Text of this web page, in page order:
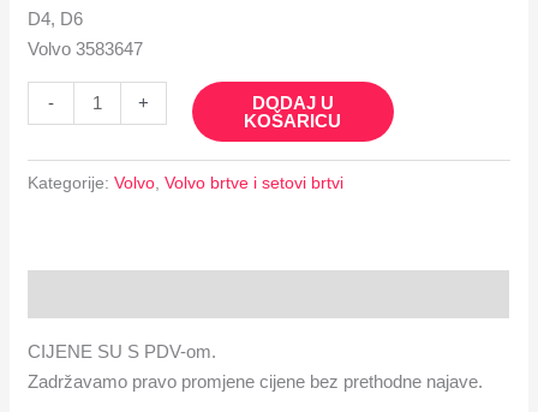
D4, D6
Volvo 3583647
- +
DODAJ U
KOŠARICU
Kategorije:Volvo,Volvo brtve i setovi brtvi
CIJENE SU S PDV-om.
Zadržavamo pravo promjene cijene bez prethodne najave.